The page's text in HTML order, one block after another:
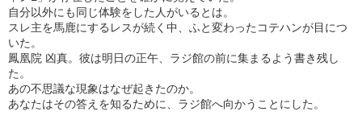
自分以外にも同じ体験をした人がいるとは。
スレ主を馬鹿にするレスが続く中、ふと変わったコテハンが目につ
いた。
鳳凰院 凶真。彼は明日の正午、ラジ館の前に集まるよう書き残し
た。
あの不思議な現象はなぜ起きたのか。
あなたはその答えを知るために、ラジ館へ向かうことにした。